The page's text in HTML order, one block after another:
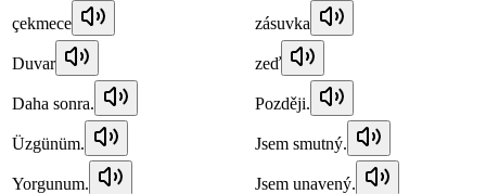
çekmece zásuvka
Duvar zeď
Daha sonra. Později.
Üzgünüm. Jsem smutný.
Yorgunum. Jsem unavený.